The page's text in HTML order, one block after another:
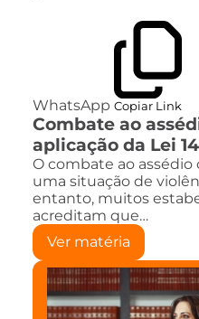
WhatsApp Copiar Link
Combate ao
aplicação da Lei
O combate ao
uma situação de
entanto, muitos
acreditam que…
Ver matéria